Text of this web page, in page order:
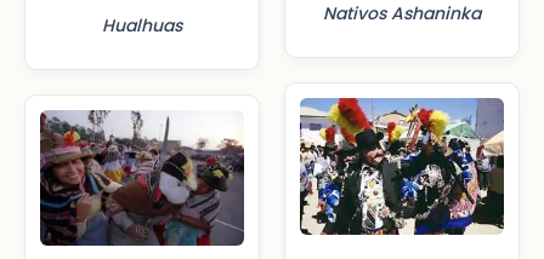
Hualhuas Nativos Ashaninka